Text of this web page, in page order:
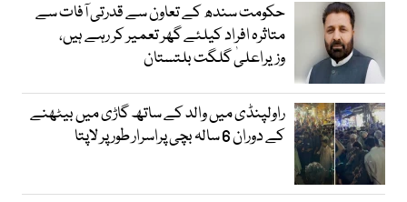
حکومت سندھ کے تعاون سے قدرتی آفات سے
متاثرہ افراد کیلئے گھر تعمیر کر رہے ہیں،
وزیراعلیٰ گلگت بلتستان
راولپنڈی میں والد کے ساتھ گاڑی میں بیٹھنے
کے دوران 6 سالہ بچی پراسرار طور پر لاپتا